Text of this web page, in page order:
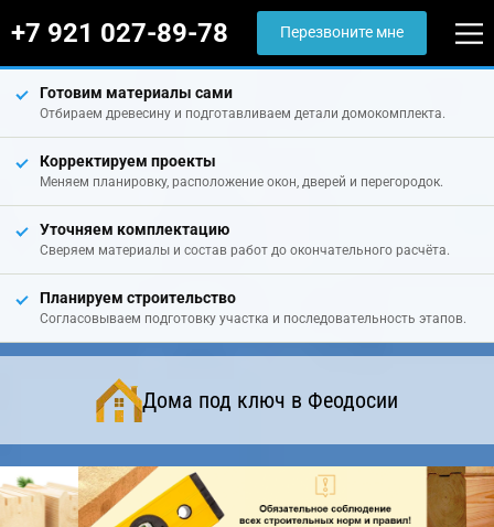
+7 921 027-89-78 Перезвоните мне
Готовим материалы сами
Отбираем древесину и подготавливаем детали домокомплекта.
Корректируем проекты
Меняем планировку, расположение окон, дверей и перегородок.
Уточняем комплектацию
Сверяем материалы и состав работ до окончательного расчёта.
Планируем строительство
Согласовываем подготовку участка и последовательность этапов.
Дома под ключ в Феодосии